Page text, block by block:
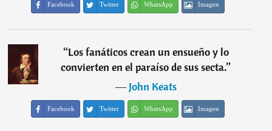
Facebook Twitter WhatsApp Imagen
“Los fanáticos crean un ensueño y lo
convierten en el paraíso de sus secta.”
―John Keats
Facebook Twitter WhatsApp Imagen